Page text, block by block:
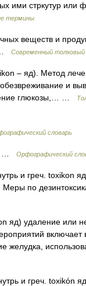
ими стркутур или
термины
веществ и
…
Современный толковый
– яд). Метод
и
глюкозы,… …
словарь
… Орфографический
и греч. toxikon
Меры по
яд) удаление или
включает
желудка,
и греч. toxikón